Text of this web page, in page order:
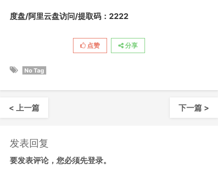
度盘/阿里云盘访问/提取码：2222
点赞 分享
No Tag
< 上一篇 下一篇 >
发表回复
要发表评论，您必须先登录。